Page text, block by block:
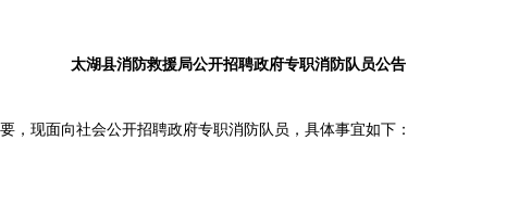
太湖县消防救援局公开招聘政府专职消防队员公告
现面向社会公开招聘政府专职消防队员，具体事宜如下：